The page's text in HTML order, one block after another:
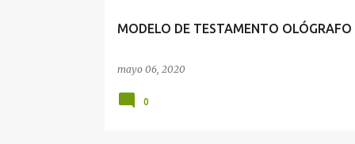
MODELO DE TESTAMENTO OLÓGRAFO
mayo 06, 2020
0